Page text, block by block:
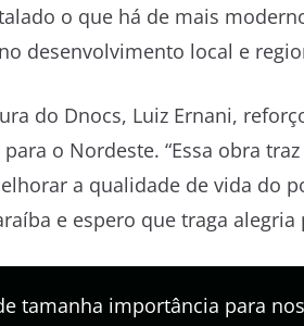
o que há de mais
desenvolvimento local e
do Dnocs, Luiz Ernani,
o Nordeste. “Essa obra
a qualidade de vida do
e espero que traga alegria
tamanha importância para